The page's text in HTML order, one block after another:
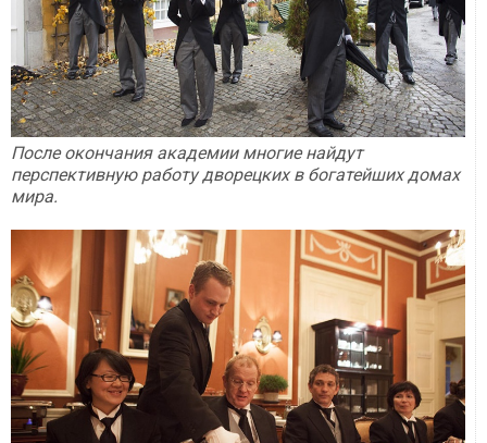
После окончания академии многие найдут
перспективную работу дворецких в богатейших домах
мира.